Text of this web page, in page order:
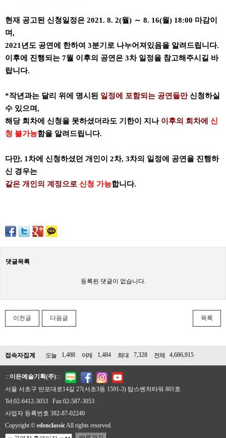
현재 공고된 신청일정은 2021. 8. 2(월) ～ 8. 16(월) 18:00 마감이
며,
2021년도 공연에 한하여 3분기로 나누어져있음을 알려드립니다.
이후에 진행되는 7월 이후의 공연은 3차 일정을 참고해주시길 바
랍니다.
*작년과는 달리 위에 명시된 일정에 포함되는 공연들만신청하실
수 있으며,
해당 회차에 신청을 못하셨더라도 기한이 지나 이후의 회차에 신
청 불가능함을 알려드립니다.
다만, 1차에 신청하셨던 개인이 2차, 3차의 일정에 공연을 진행하
신 경우는
같은 개인의 계정으로 신청 가능합니다.
댓글목록
등록된 댓글이 없습니다.
이전글 다음글 목록
접속자집계 오늘 1,488 어제 1,484 최대 7,328 전체 4,686,915
:::이든예술기획(주):::
서울 서초구 반포대로14길 27(서초3동 1591-3) 탑스벤처타워 801호
Tel:02-6412-3053 Fax:02-587-3053
사업자 등록번호 382-87-02240
Copyright © edenclassic All rights reserved.